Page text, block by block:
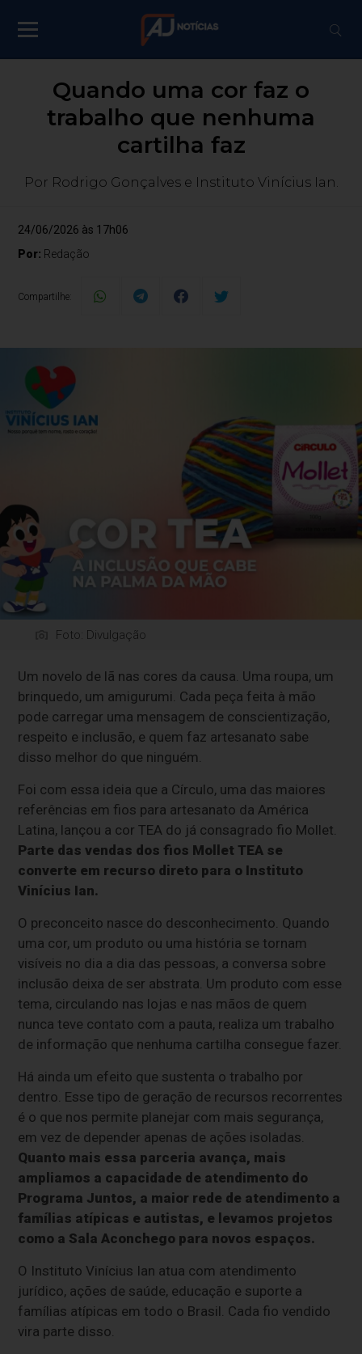
Quando uma cor faz o
trabalho que nenhuma
cartilha faz
Por Rodrigo Gonçalves e Instituto Vinícius Ian.
24/06/2026 às 17h06
Por: Redação
Compartilhe:
Foto: Divulgação
Um novelo de lã nas cores da causa. Uma roupa, um
brinquedo, um amigurumi. Cada peça feita à mão
pode carregar uma mensagem de conscientização,
respeito e inclusão, e quem faz artesanato sabe
disso melhor do que ninguém.
Foi com essa ideia que a Círculo, uma das maiores
referências em fios para artesanato da América
Latina, lançou a cor TEA do já consagrado fio Mollet.
Parte das vendas dos fios Mollet TEA se
converte em recurso direto para o Instituto
Vinícius Ian.
O preconceito nasce do desconhecimento. Quando
uma cor, um produto ou uma história se tornam
visíveis no dia a dia das pessoas, a conversa sobre
inclusão deixa de ser abstrata. Um produto com esse
tema, circulando nas lojas e nas mãos de quem
nunca teve contato com a pauta, realiza um trabalho
de informação que nenhuma cartilha consegue fazer.
Há ainda um efeito que sustenta o trabalho por
dentro. Esse tipo de geração de recursos recorrentes
é o que nos permite planejar com mais segurança,
em vez de depender apenas de ações isoladas.
Quanto mais essa parceria avança, mais
ampliamos a capacidade de atendimento do
Programa Juntos, a maior rede de atendimento a
famílias atípicas e autistas, e levamos projetos
como a Sala Aconchego para novos espaços.
O Instituto Vinícius Ian atua com atendimento
jurídico, ações de saúde, educação e suporte a
famílias atípicas em todo o Brasil. Cada fio vendido
vira parte disso.